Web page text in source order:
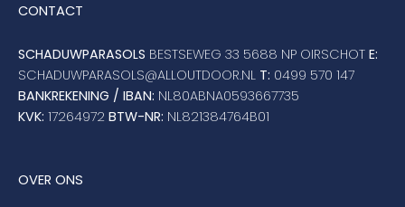
CONTACT
SCHADUWPARASOLS BESTSEWEG 33 5688 NP OIRSCHOT E:
SCHADUWPARASOLS@ALLOUTDOOR.NL T: 0499 570 147
BANKREKENING / IBAN: NL80ABNA0593667735
KVK: 17264972 BTW-NR: NL821384764B01
OVER ONS